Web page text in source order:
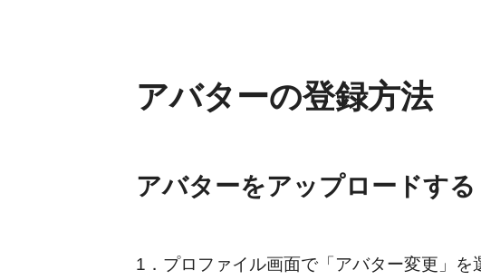
アバターの登録方法
アバターをアップロードする
1．プロファイル画面で「アバター変更」